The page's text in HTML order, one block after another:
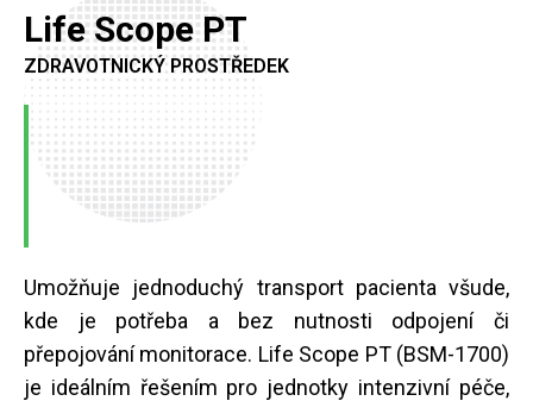
Life Scope PT
ZDRAVOTNICKÝ PROSTŘEDEK
Umožňuje jednoduchý transport pacienta všude,
kde je potřeba a bez nutnosti odpojení či
přepojování monitorace. Life Scope PT (BSM-1700)
je ideálním řešením pro jednotky intenzivní péče,